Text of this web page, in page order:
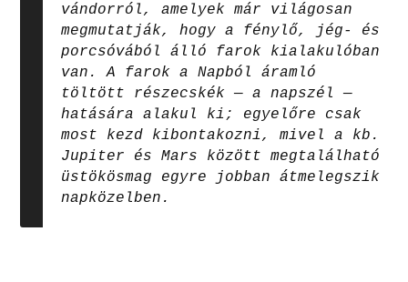
vándorról, amelyek már világosan
megmutatják, hogy a fénylő, jég- és
porcsóvából álló farok kialakulóban
van. A farok a Napból áramló
töltött részecskék — a napszél —
hatására alakul ki; egyelőre csak
most kezd kibontakozni, mivel a kb.
Jupiter és Mars között megtalálható
üstökösmag egyre jobban átmelegszik
napközelben.